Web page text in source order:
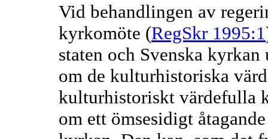
Vid behandlingen av
kyrkomöte (RegSkr 1995:1
staten och Svenska
om de kulturhistoriska
kulturhistoriskt värdefulla
om ett ömsesidigt